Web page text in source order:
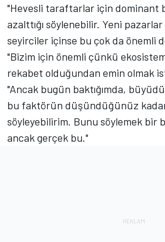
"Hevesli taraftarlar için dominant
azalttığı söylenebilir. Yeni
seyirciler içinse bu çok da önemli
"Bizim için önemli çünkü
rekabet olduğundan emin olmak
"Ancak bugün baktığımda,
bu faktörün düşündüğünüz kadar
söyleyebilirim. Bunu söylemek bir
ancak gerçek bu."